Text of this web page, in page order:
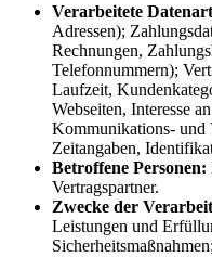
Verarbeitete
Adressen);
Rechnungen,
Telefonnummern);
Laufzeit,
Webseiten, Interesse
Kommunikations- und
Zeitangaben,
Betroffene Personen:
Vertragspartner.
Zwecke der
Leistungen und